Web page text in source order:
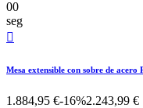
00
seg

Mesa extensible con sobre de acero
1.884,95 €-16%2.243,99 €